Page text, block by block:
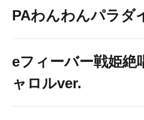
PAわんわんパラダ
eフィーバー戦姫絶
ャロルver.